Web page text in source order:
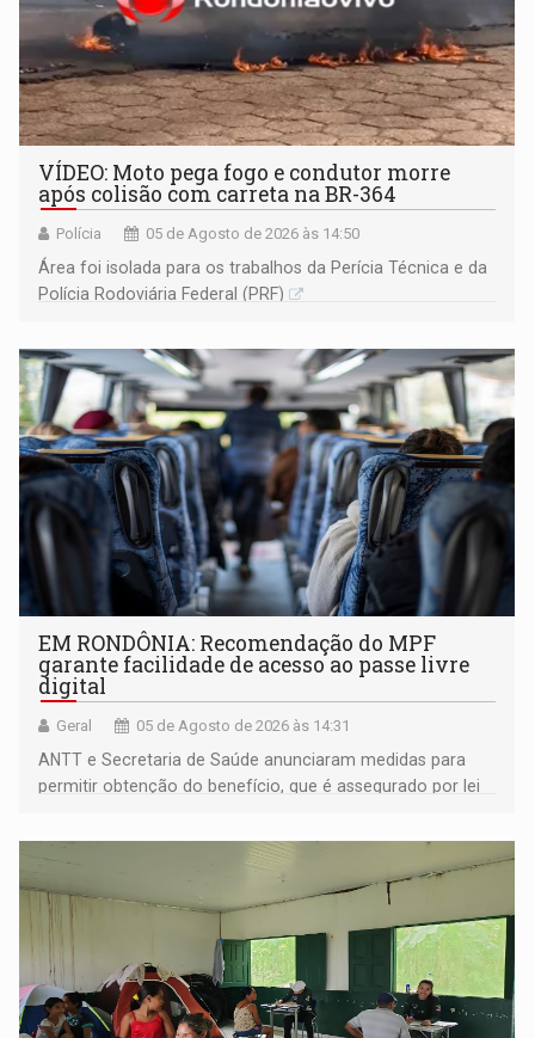
VÍDEO: Moto pega fogo e condutor morre
após colisão com carreta na BR-364
Polícia 05 de Agosto de 2026 às 14:50
Área foi isolada para os trabalhos da Perícia Técnica e da
Polícia Rodoviária Federal (PRF)
EM RONDÔNIA: Recomendação do MPF
garante facilidade de acesso ao passe livre
digital
Geral 05 de Agosto de 2026 às 14:31
ANTT e Secretaria de Saúde anunciaram medidas para
permitir obtenção do benefício, que é assegurado por lei